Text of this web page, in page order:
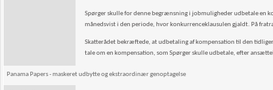
Spørger skulle for denne begrænsning i jobmuligheder udbetale en
månedsvist i den periode, hvor konkurrenceklausulen gjaldt. På
Skatterådet bekræftede, at udbetaling af kompensation til den
tale om en kompensation, som Spørger skulle udbetale, efter
Panama Papers - maskeret udbytte og ekstraordinær genoptagelse